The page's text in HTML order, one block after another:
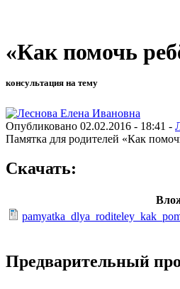
«Как помочь
консультация на тему
Опубликовано 02.02.2016 - 18:41 -
Памятка для родителей «Как
Скачать:
Предварительный